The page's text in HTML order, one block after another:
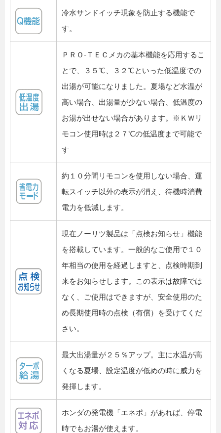
冷水サンドイッチ現象を防止する機能で
す。
ＰＲＯ-ＴＥＣメカの基本機能を応用するこ
とで、３５℃、３２℃といった低温度での
出湯が可能になりました。夏場など水温が
高い場合、出湯量が少ない場合、低温度の
お湯が出せない場合があります。※ＫＷリ
モコン使用時は２７℃の低温度まで可能で
す
約１０分間リモコンを使用しない場合、運
転スイッチ以外の表示が消え、待機時消費
電力を低減します。
現在ノーリツ製品は「点検お知らせ」機能
を搭載しています。一般的なご使用で１０
年相当の使用を経過しますと、点検時期到
来をお知らせします。この表示は故障では
なく、ご使用はできますが、安全使用のた
め長期使用時の点検（有償）を受けてくだ
さい。
最大出湯量が２５％アップ。主に水温が高
くなる夏場、設定温度が低めの時に威力を
発揮します。
ホンダの発電機「エネポ」があれば、停電
時でもお湯が使えます。